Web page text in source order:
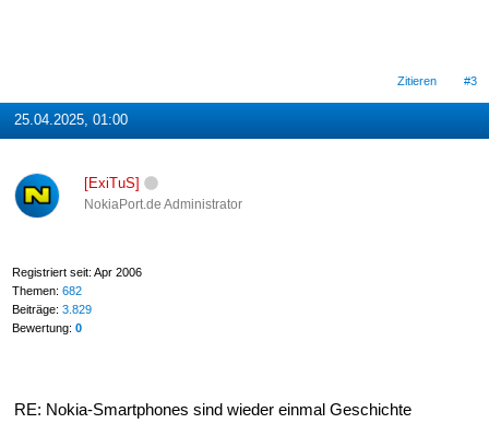
Zitieren #3
25.04.2025, 01:00
[ExiTuS]
NokiaPort.de Administrator
Registriert seit: Apr 2006
Themen: 682
Beiträge: 3.829
Bewertung: 0
RE: Nokia-Smartphones sind wieder einmal Geschichte